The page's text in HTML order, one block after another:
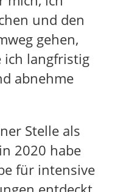
und den
gehen,
ich langfristig
abnehme
Stelle als
2020 habe
für intensive